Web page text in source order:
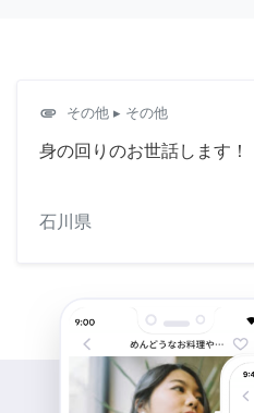
attachment その他 ▸ その他
身の回りのお世話します！
石川県